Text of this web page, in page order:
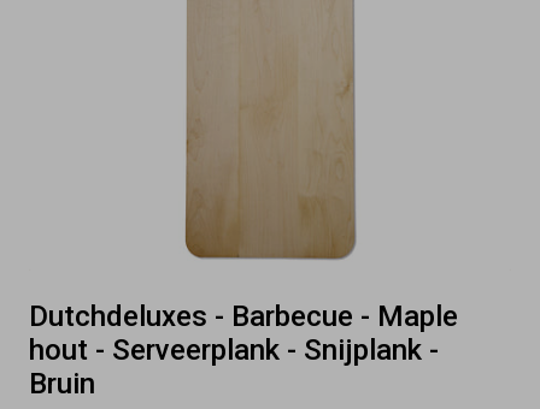
Dutchdeluxes - Barbecue - Maple
hout - Serveerplank - Snijplank -
Bruin